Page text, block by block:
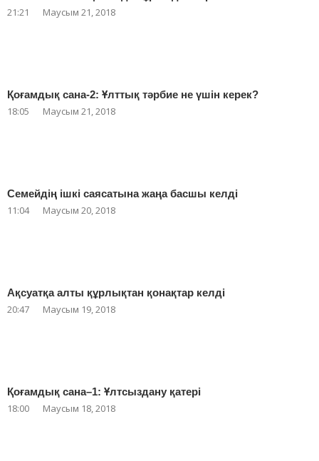
21:21 Маусым 21, 2018
Қоғамдық сана-2: Ұлттық тәрбие не үшін керек?
18:05 Маусым 21, 2018
Семейдің ішкі саясатына жаңа басшы келді
11:04 Маусым 20, 2018
Ақсуатқа алты құрлықтан қонақтар келді
20:47 Маусым 19, 2018
Қоғамдық сана–1: Ұлтсыздану қатері
18:00 Маусым 18, 2018